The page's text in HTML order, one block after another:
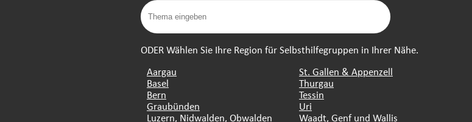
ODER Wählen Sie Ihre Region für Selbsthilfegruppen in Ihrer Nähe.
Aargau
Basel
Bern
Graubünden
Luzern, Nidwalden, Obwalden
St. Gallen & Appenzell
Thurgau
Tessin
Uri
Waadt, Genf und Wallis